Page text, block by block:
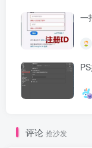
一
评论 抢沙发